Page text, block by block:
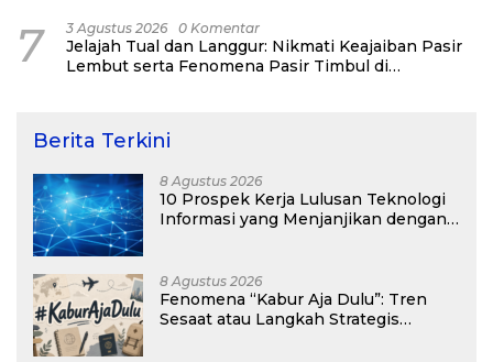
7 3 Agustus 2026 0 Komentar
Jelajah Tual dan Langgur: Nikmati Keajaiban Pasir
Lembut serta Fenomena Pasir Timbul di
Berita Terkini
8 Agustus 2026
10 Prospek Kerja Lulusan Teknologi
Informasi yang Menjanjikan dengan
8 Agustus 2026
Fenomena “Kabur Aja Dulu”: Tren
Sesaat atau Langkah Strategis